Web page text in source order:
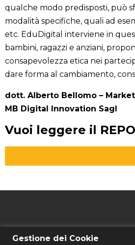
qualche modo predisposti, può
modalità specifiche, quali ad
etc. EduDigital interviene in
bambini, ragazzi e anziani,
consapevolezza etica nei
dare forma al cambiamento,
dott. Alberto Bellomo –
MB Digital Innovation Sagl
Vuoi leggere il
Gestione dei Cookie